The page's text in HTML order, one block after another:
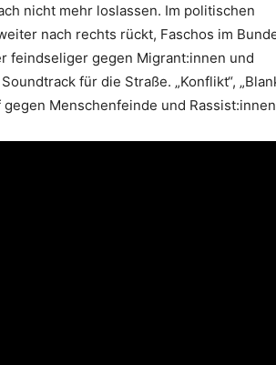
nicht mehr loslassen. Im politischen
nach rechts rückt, Faschos im
feindseliger gegen Migrant:innen und
für die Straße. „Konflikt“,
gegen Menschenfeinde und